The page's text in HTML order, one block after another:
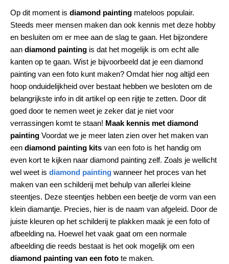
Op dit moment is diamond painting mateloos populair.
Steeds meer mensen maken dan ook kennis met deze hobby
en besluiten om er mee aan de slag te gaan. Het bijzondere
aan diamond painting is dat het mogelijk is om echt alle
kanten op te gaan. Wist je bijvoorbeeld dat je een diamond
painting van een foto kunt maken? Omdat hier nog altijd een
hoop onduidelijkheid over bestaat hebben we besloten om de
belangrijkste info in dit artikel op een rijtje te zetten. Door dit
goed door te nemen weet je zeker dat je niet voor
verrassingen komt te staan! Maak kennis met diamond
painting Voordat we je meer laten zien over het maken van
een diamond painting kits van een foto is het handig om
even kort te kijken naar diamond painting zelf. Zoals je wellicht
wel weet is diamond painting wanneer het proces van het
maken van een schilderij met behulp van allerlei kleine
steentjes. Deze steentjes hebben een beetje de vorm van een
klein diamantje. Precies, hier is de naam van afgeleid. Door de
juiste kleuren op het schilderij te plakken maak je een foto of
afbeelding na. Hoewel het vaak gaat om een normale
afbeelding die reeds bestaat is het ook mogelijk om een
diamond painting van een foto te maken.